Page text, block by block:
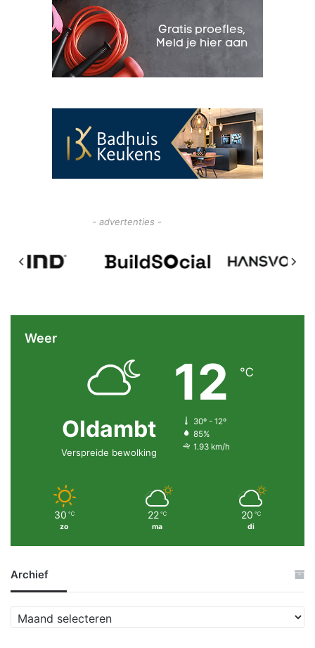
- advertenties -
Weer
Oldambt
Verspreide bewolking
12 ℃
30º - 12º
85%
1.93 km/h
30 ℃
zo
22 ℃
ma
20 ℃
di
Archief
r